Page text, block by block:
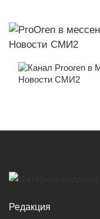
Новости СМИ2
Новости СМИ2
Редакция